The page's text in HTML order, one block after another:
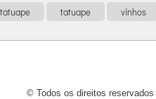
tatuape
tatuape vinhos
© Todos os direitos reservados